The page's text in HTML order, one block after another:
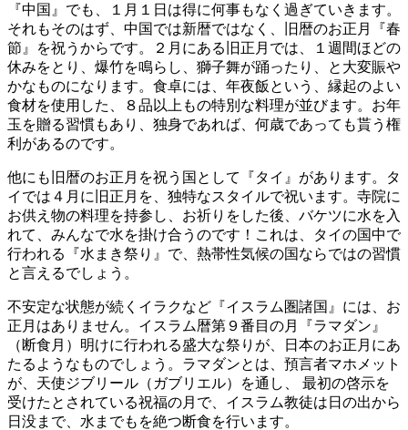
『中国』でも、１月１日は得に何事もなく過ぎていきます。
それもそのはず、中国では新暦ではなく、旧暦のお正月『春
節』を祝うからです。２月にある旧正月では、１週間ほどの
休みをとり、爆竹を鳴らし、獅子舞が踊ったり、と大変賑や
かなものになります。食卓には、年夜飯という、縁起のよい
食材を使用した、８品以上もの特別な料理が並びます。お年
玉を贈る習慣もあり、独身であれば、何歳であっても貰う権
利があるのです。
他にも旧暦のお正月を祝う国として『タイ』があります。タ
イでは４月に旧正月を、独特なスタイルで祝います。寺院に
お供え物の料理を持参し、お祈りをした後、バケツに水を入
れて、みんなで水を掛け合うのです！これは、タイの国中で
行われる『水まき祭り』で、熱帯性気候の国ならではの習慣
と言えるでしょう。
不安定な状態が続くイラクなど『イスラム圏諸国』には、お
正月はありません。イスラム暦第９番目の月『ラマダン』
（断食月）明けに行われる盛大な祭りが、日本のお正月にあ
たるようなものでしょう。ラマダンとは、預言者マホメット
が、天使ジブリール（ガブリエル）を通し、 最初の啓示を
受けたとされている祝福の月で、イスラム教徒は日の出から
日没まで、水までもを絶つ断食を行います。